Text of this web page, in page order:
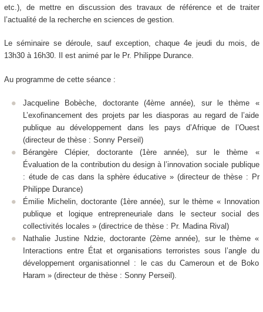
etc.), de mettre en discussion des travaux de référence et de traiter
l’actualité de la recherche en sciences de gestion.
Le séminaire se déroule, sauf exception, chaque 4e jeudi du mois, de
13h30 à 16h30. Il est animé par le Pr. Philippe Durance.
Au programme de cette séance :
Jacqueline Bobèche, doctorante (4ème année), sur le thème «
L’exofinancement des projets par les diasporas au regard de l’aide
publique au développement dans les pays d’Afrique de l’Ouest
(directeur de thèse : Sonny Perseil)
Bérangère Clépier, doctorante (1ère année), sur le thème «
Évaluation de la contribution du design à l’innovation sociale publique
: étude de cas dans la sphère éducative » (directeur de thèse : Pr
Philippe Durance)
Émilie Michelin, doctorante (1ère année), sur le thème « Innovation
publique et logique entrepreneuriale dans le secteur social des
collectivités locales » (directrice de thèse : Pr. Madina Rival)
Nathalie Justine Ndzie, doctorante (2ème année), sur le thème «
Interactions entre État et organisations terroristes sous l’angle du
développement organisationnel : le cas du Cameroun et de Boko
Haram » (directeur de thèse : Sonny Perseil).